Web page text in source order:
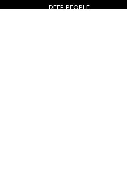
DEEP PEOPLE